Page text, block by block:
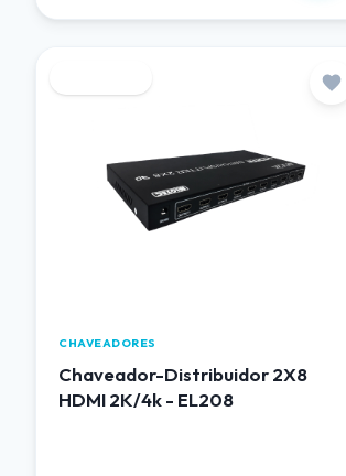
CHAVEADORES
Chaveador-Distribuidor 2X8
HDMI 2K/4k - EL208